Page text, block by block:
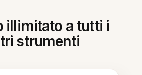
illimitato a tutti i
strumenti